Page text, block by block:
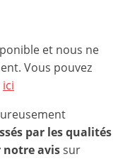
et nous ne
Vous pouvez
ici
par les qualités
notre avissur